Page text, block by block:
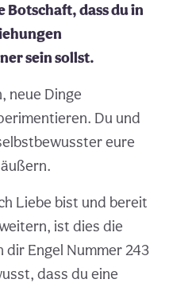
Botschaft, dass du in
sein sollst.
neue Dinge
Du und
eure
Liebe bist und bereit
ist dies die
dir Engel Nummer 243
dass du eine